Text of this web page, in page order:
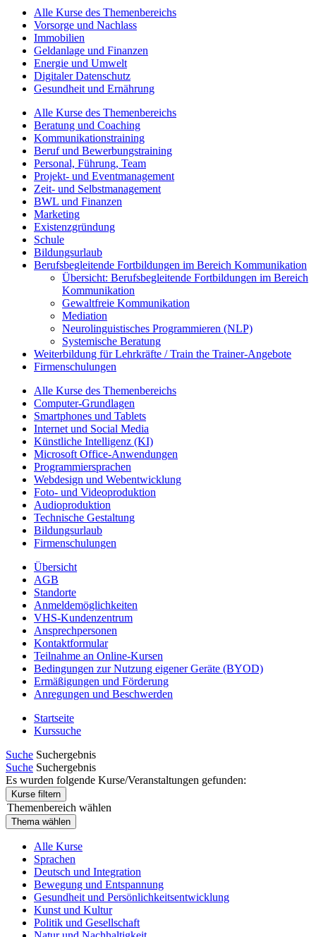
Alle Kurse des Themenbereichs
Vorsorge und Nachlass
Immobilien
Geldanlage und Finanzen
Energie und Umwelt
Digitaler Datenschutz
Gesundheit und Ernährung
Alle Kurse des Themenbereichs
Beratung und Coaching
Kommunikationstraining
Beruf und Bewerbungstraining
Personal, Führung, Team
Projekt- und Eventmanagement
Zeit- und Selbstmanagement
BWL und Finanzen
Marketing
Existenzgründung
Schule
Bildungsurlaub
Berufsbegleitende Fortbildungen im Bereich Kommunikation
Übersicht: Berufsbegleitende Fortbildungen im Bereich
Kommunikation
Gewaltfreie Kommunikation
Mediation
Neurolinguistisches Programmieren (NLP)
Systemische Beratung
Weiterbildung für Lehrkräfte / Train the Trainer-Angebote
Firmenschulungen
Alle Kurse des Themenbereichs
Computer-Grundlagen
Smartphones und Tablets
Internet und Social Media
Künstliche Intelligenz (KI)
Microsoft Office-Anwendungen
Programmiersprachen
Webdesign und Webentwicklung
Foto- und Videoproduktion
Audioproduktion
Technische Gestaltung
Bildungsurlaub
Firmenschulungen
Übersicht
AGB
Standorte
Anmeldemöglichkeiten
VHS-Kundenzentrum
Ansprechpersonen
Kontaktformular
Teilnahme an Online-Kursen
Bedingungen zur Nutzung eigener Geräte (BYOD)
Ermäßigungen und Förderung
Anregungen und Beschwerden
Startseite
Kurssuche
Suche Suchergebnis
Suche Suchergebnis
Es wurden folgende Kurse/Veranstaltungen gefunden:
Kurse filtern
Themenbereich wählen
Thema wählen
Alle Kurse
Sprachen
Deutsch und Integration
Bewegung und Entspannung
Gesundheit und Persönlichkeitsentwicklung
Kunst und Kultur
Politik und Gesellschaft